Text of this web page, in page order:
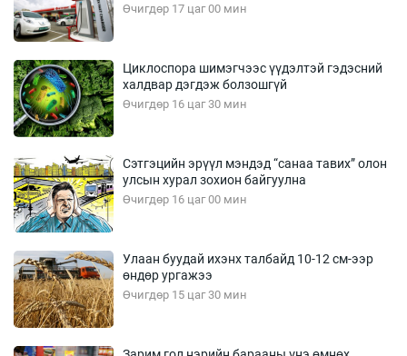
Өчигдөр 17 цаг 00 мин
Циклоспора шимэгчээс үүдэлтэй гэдэсний
халдвар дэгдэж болзошгүй
Өчигдөр 16 цаг 30 мин
Сэтгэцийн эрүүл мэндэд “санаа тавих” олон
улсын хурал зохион байгуулна
Өчигдөр 16 цаг 00 мин
Улаан буудай ихэнх талбайд 10-12 см-ээр
өндөр ургажээ
Өчигдөр 15 цаг 30 мин